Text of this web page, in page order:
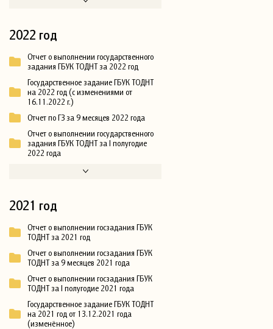
2022 год
Отчет о выполнении государственного
задания ГБУК ТОДНТ за 2022 год
Государственное задание ГБУК ТОДНТ
на 2022 год (с изменениями от
16.11.2022 г.)
Отчет по ГЗ за 9 месяцев 2022 года
Отчет о выполнении государственного
задания ГБУК ТОДНТ за I полугодие
2022 года
2021 год
Отчет о выполнении госзадания ГБУК
ТОДНТ за 2021 год
Отчет о выполнении госзадания ГБУК
ТОДНТ за 9 месяцев 2021 года
Отчет о выполнении госзадания ГБУК
ТОДНТ за I полугодие 2021 года
Государственное задание ГБУК ТОДНТ
на 2021 год от 13.12.2021 года
(изменённое)